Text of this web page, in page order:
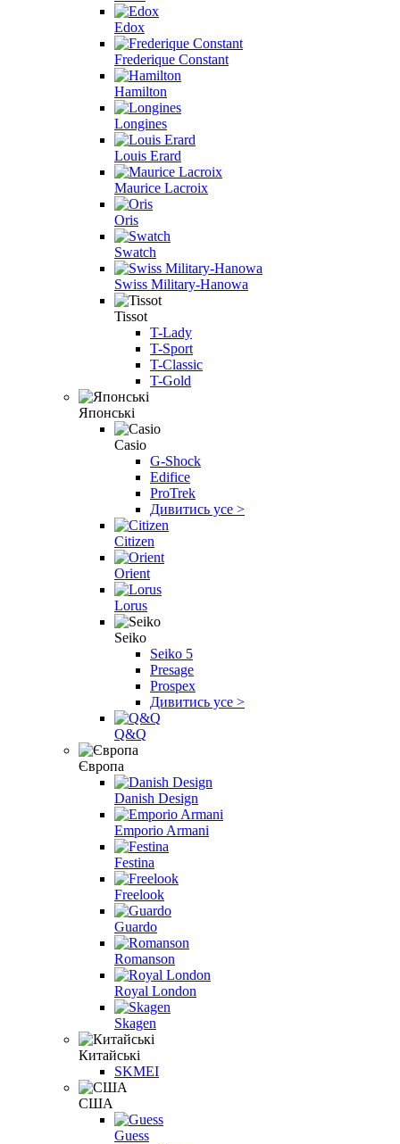
Edox
Frederique Constant
Hamilton
Longines
Louis Erard
Maurice Lacroix
Oris
Swatch
Swiss Military-Hanowa
Tissot
T-Lady
T-Sport
T-Classic
T-Gold
Японські
Casio
G-Shock
Edifice
ProTrek
Дивитись усе >
Citizen
Orient
Lorus
Seiko
Seiko 5
Presage
Prospex
Дивитись усе >
Q&Q
Європа
Danish Design
Emporio Armani
Festina
Freelook
Guardo
Romanson
Royal London
Skagen
Китайські
SKMEI
США
Guess